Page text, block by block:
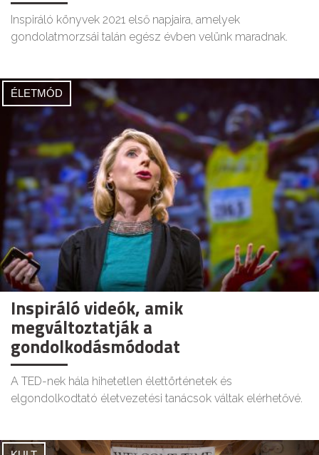
Inspiráló könyvek 2021 első napjaira, amelyek
gondolatmorzsái talán egész évben velünk maradnak.
ÉLETMÓD
Inspiráló videók, amik
megváltoztatják a
gondolkodásmódodat
A TED-nek hála hihetetlen élettörténetek és
elgondolkodtató életvezetési tanácsok váltak elérhetővé.